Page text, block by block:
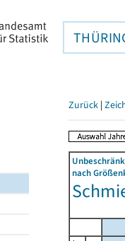
Zurück |
nach